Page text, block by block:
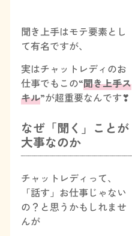
聞き上手はモテ要素とし
て有名ですが、
実はチャットレディのお
仕事でもこの“聞き上手ス
キル”が超重要なんです❣
なぜ「聞く」ことが
大事なのか
チャットレディって、
「話す」お仕事じゃない
の？と思うかもしれませ
んが